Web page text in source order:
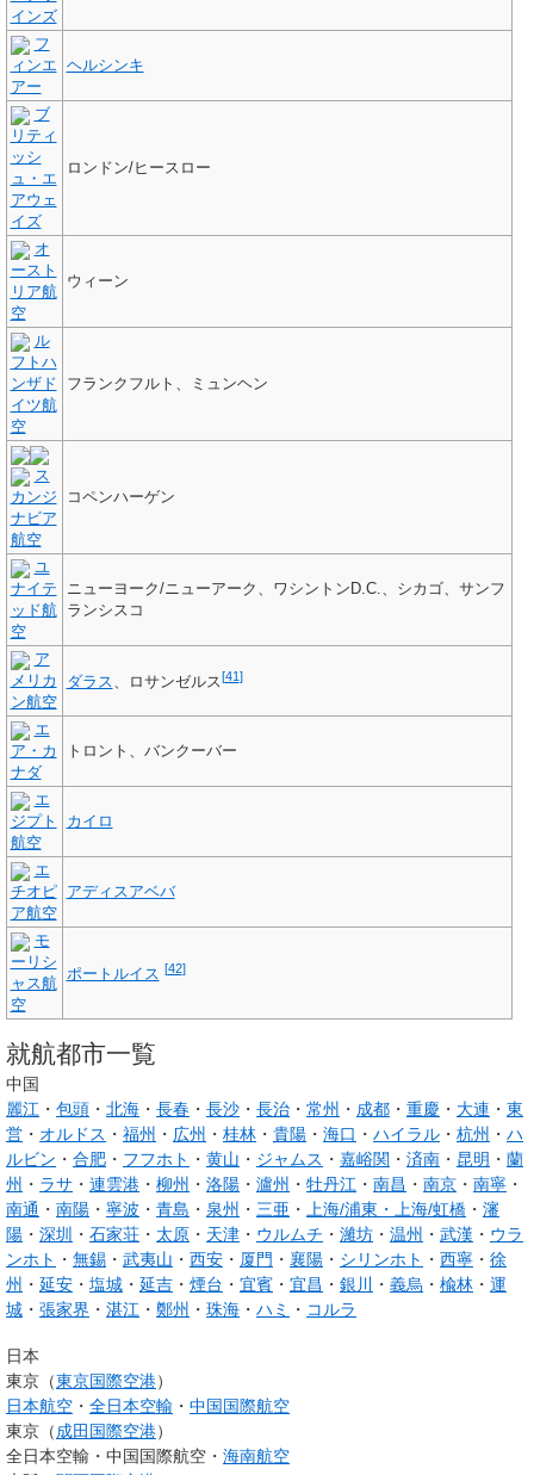
インズ
フ
ィンエ
アー
ヘルシンキ
ブ
リティ
ッシ
ュ・エ
アウェ
イズ
ロンドン/ヒースロー
オ
ースト
リア航
空
ウィーン
ル
フトハ
ンザド
イツ航
空
フランクフルト、ミュンヘン
ス
カンジ
ナビア
航空
コペンハーゲン
ユ
ナイテ
ッド航
空
ニューヨーク/ニューアーク、ワシントンD.C.、シカゴ、サンフ
ランシスコ
ア
メリカ
ン航空
ダラス、ロサンゼルス[41]
エ
ア・カ
ナダ
トロント、バンクーバー
エ
ジプト
航空
カイロ
エ
チオピ
ア航空
アディスアベバ
モ
ーリシ
ャス航
空
ポートルイス [42]
就航都市一覧
中国
麗江 ・ 包頭 ・ 北海 ・ 長春 ・ 長沙 ・ 長治 ・ 常州 ・ 成都 ・ 重慶 ・ 大連 ・ 東
営 ・ オルドス ・ 福州 ・ 広州 ・ 桂林 ・ 貴陽 ・ 海口 ・ ハイラル ・ 杭州 ・ ハ
ルビン ・ 合肥 ・ フフホト ・ 黄山 ・ ジャムス ・ 嘉峪関 ・ 済南 ・ 昆明 ・ 蘭
州 ・ ラサ ・ 連雲港 ・ 柳州 ・ 洛陽 ・ 瀘州 ・ 牡丹江 ・ 南昌 ・ 南京 ・ 南寧 ・
南通 ・ 南陽 ・ 寧波 ・ 青島 ・ 泉州 ・ 三亜 ・ 上海/浦東・上海/虹橋 ・ 瀋
陽 ・ 深圳 ・ 石家荘 ・ 太原 ・ 天津 ・ ウルムチ ・ 濰坊 ・ 温州 ・ 武漢 ・ ウラ
ンホト ・ 無錫 ・ 武夷山 ・ 西安 ・ 厦門 ・ 襄陽 ・ シリンホト ・ 西寧 ・ 徐
州 ・ 延安 ・ 塩城 ・ 延吉 ・ 煙台 ・ 宜賓 ・ 宜昌 ・ 銀川 ・ 義烏 ・ 楡林 ・ 運
城 ・ 張家界 ・ 湛江 ・ 鄭州 ・ 珠海 ・ ハミ ・ コルラ
日本
東京（東京国際空港）
日本航空 ・ 全日本空輸 ・ 中国国際航空
東京（成田国際空港）
全日本空輸・中国国際航空・ 海南航空